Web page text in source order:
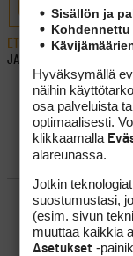
LÄHETÄ
ETUSIVU ›FOORUMIT›
JA SEURANTA
LUO AIHE
SÄÄNNÖT
OHJEET
UUSIMMAT
Sisällön ja
Hyväksymällä
näihin
osa palveluista
optimaalisesti.
klikkaamalla
alareunassa.
Jotkin
suostumustasi,
(esim. sivun
muuttaa kaikkia
Asetukset -